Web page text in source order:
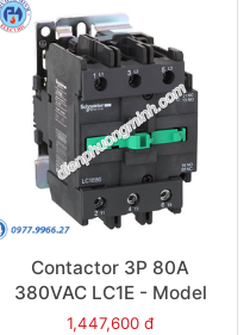
Contactor 3P 80A
380VAC LC1E - Model
LC1E80Q6
1,447,600 đ